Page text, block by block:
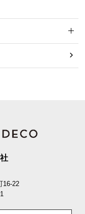
16-22